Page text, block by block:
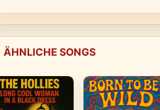
ÄHNLICHE SONGS